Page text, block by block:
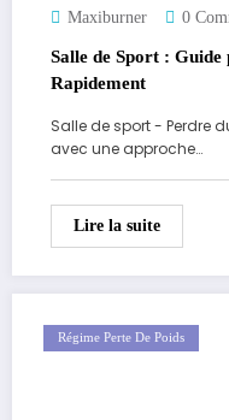
Maxiburner 0
Salle de Sport :
Rapidement
Salle de sport - Perdre
avec une approche…
Lire la suite
Régime Perte De Poids